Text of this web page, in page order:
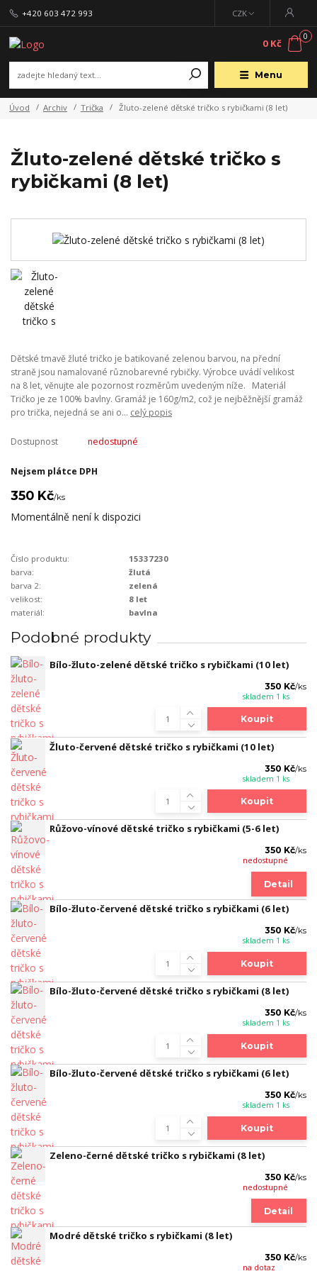
Menu
CZK
+420 603 472 993
0
0 Kč
Úvod Archiv Trička Žluto-zelené dětské tričko s rybičkami (8 let)
Žluto-zelené dětské tričko s
rybičkami (8 let)
Dětské tmavě žluté tričko je batikované zelenou barvou, na přední
straně jsou namalované různobarevné rybičky. Výrobce uvádí velikost
na 8 let, věnujte ale pozornost rozměrům uvedeným níže. Materiál
Tričko je ze 100% bavlny. Gramáž je 160g/m2, což je nejběžnější gramáž
pro trička, nejedná se ani o... celý popis
Dostupnost nedostupné
Nejsem plátce DPH
350 Kč/ks
Momentálně není k dispozici
Číslo produktu:
15337230
barva:
žlutá
barva 2:
zelená
velikost:
8 let
materiál:
bavlna
Podobné produkty
Bílo-žluto-zelené dětské tričko s rybičkami (10 let)
350 Kč/ks
skladem 1 ks
Koupit
Žluto-červené dětské tričko s rybičkami (10 let)
350 Kč/ks
skladem 1 ks
Koupit
Růžovo-vínové dětské tričko s rybičkami (5-6 let)
350 Kč/ks
nedostupné
Detail
Bílo-žluto-červené dětské tričko s rybičkami (6 let)
350 Kč/ks
skladem 1 ks
Koupit
Bílo-žluto-červené dětské tričko s rybičkami (8 let)
350 Kč/ks
skladem 1 ks
Koupit
Bílo-žluto-červené dětské tričko s rybičkami (6 let)
350 Kč/ks
skladem 1 ks
Koupit
Zeleno-černé dětské tričko s rybičkami (8 let)
350 Kč/ks
nedostupné
Detail
Modré dětské tričko s rybičkami (8 let)
350 Kč/ks
na dotaz